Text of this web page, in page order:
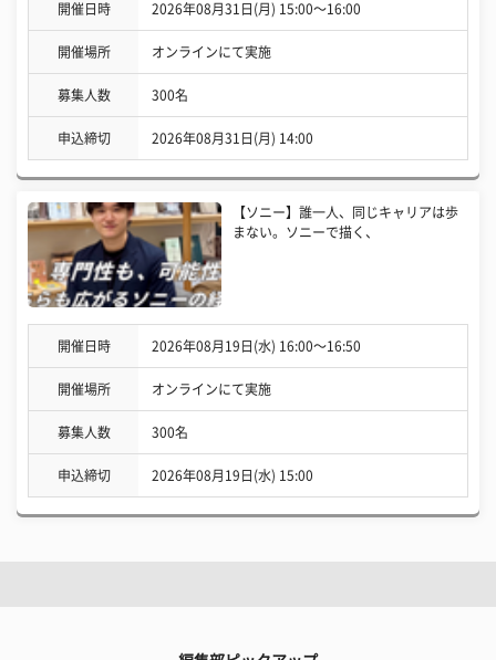
開催日時 2026年08月31日(月) 15:00〜16:00
開催場所 オンラインにて実施
募集人数 300名
申込締切 2026年08月31日(月) 14:00
【ソニー】誰一人、同じキャリアは歩
まない。ソニーで描く、
開催日時 2026年08月19日(水) 16:00〜16:50
開催場所 オンラインにて実施
募集人数 300名
申込締切 2026年08月19日(水) 15:00